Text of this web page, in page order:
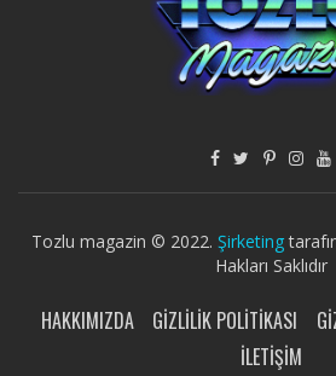
Tozlu magazin © 2022. Şirketing
Hakları Saklıdır
HAKKIMIZDA GIZLILIK POLITIKASI
İLETIŞIM